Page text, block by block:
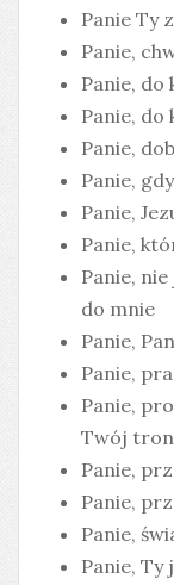
Panie Ty
Panie,
Panie, do
Panie, do
Panie,
Panie,
Panie,
Panie,
Panie,
do mnie
Panie,
Panie,
Panie,
Twój tron
Panie,
Panie,
Panie,
Panie, Ty